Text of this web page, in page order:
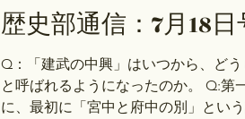
たって社会を本来の姿に戻す」の実
不満の実例は？ 以下、「為政者の交
本来の姿に戻す」政策を、「代始め
す。 ◇応安元年（1368年）◇ 前年に
で、義満が家督を相続しました。そ
歴史部通信：7月18日
Q：「建武の中興」はいつから、どう
と呼ばれるようになったのか。 Q:第
に、最初に「宮中と府中の別」とい